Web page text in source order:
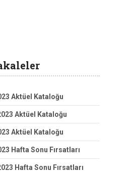
Aktüel Kataloğu
Aktüel Kataloğu
Aktüel Kataloğu
Hafta Sonu Fırsatları
Hafta Sonu Fırsatları